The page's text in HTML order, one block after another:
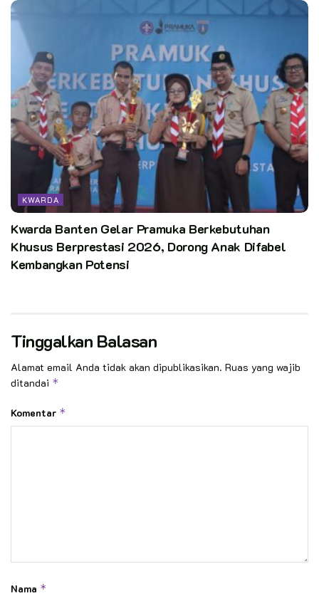
KWARDA
Kwarda Banten Gelar Pramuka Berkebutuhan
Khusus Berprestasi 2026, Dorong Anak Difabel
Kembangkan Potensi
Tinggalkan Balasan
Alamat email Anda tidak akan dipublikasikan. Ruas yang wajib
ditandai *
Komentar *
Nama *